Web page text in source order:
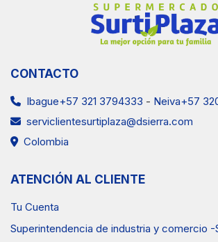
CONTACTO
Ibague+57 321 3794333 - Neiva+57
serviclientesurtiplaza@dsierra.com
Colombia
ATENCIÓN AL CLIENTE
Tu Cuenta
Superintendencia de industria y comercio -